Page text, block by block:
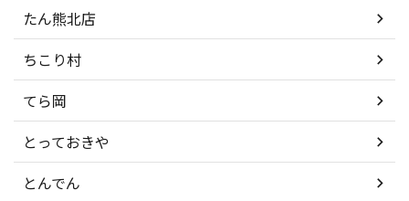
たん熊北店
ちこり村
てら岡
とっておきや
とんでん